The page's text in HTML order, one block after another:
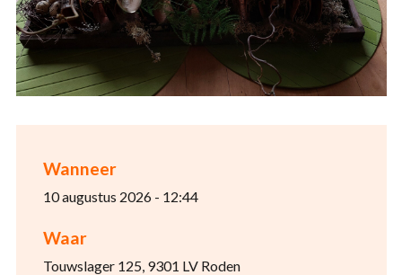
Wanneer
10 augustus 2026 - 12:44
Waar
Touwslager 125, 9301 LV Roden